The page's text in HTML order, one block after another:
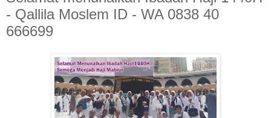
- Qallila Moslem ID - WA 0838 40
666699